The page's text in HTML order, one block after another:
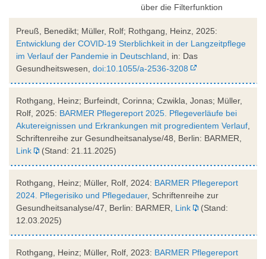
über die Filterfunktion
Preuß, Benedikt; Müller, Rolf; Rothgang, Heinz, 2025:
Entwicklung der COVID-19 Sterblichkeit in der Langzeitpflege
im Verlauf der Pandemie in Deutschland , in: Das
Gesundheitswesen, doi:10.1055/a-2536-3208
Rothgang, Heinz; Burfeindt, Corinna; Czwikla, Jonas; Müller,
Rolf, 2025: BARMER Pflegereport 2025. Pflegeverläufe bei
Akutereignissen und Erkrankungen mit progredientem Verlauf
Schriftenreihe zur Gesundheitsanalyse/48, Berlin: BARMER,
Link
(Stand: 21.11.2025)
Rothgang, Heinz; Müller, Rolf, 2024: BARMER Pflegereport
2024. Pflegerisiko und Pflegedauer, Schriftenreihe zur
Gesundheitsanalyse/47, Berlin: BARMER, Link
(Stand:
12.03.2025)
Rothgang, Heinz; Müller, Rolf, 2023: BARMER Pflegereport